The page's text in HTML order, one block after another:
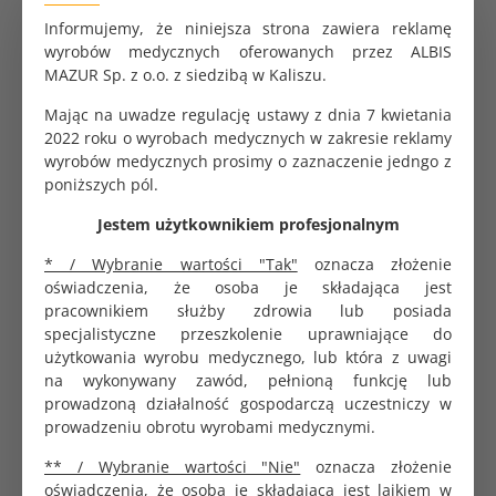
Informujemy, że niniejsza strona zawiera reklamę
wyrobów medycznych oferowanych przez ALBIS
MAZUR Sp. z o.o. z siedzibą w Kaliszu.
Mając na uwadze regulację ustawy z dnia 7 kwietania
2022 roku o wyrobach medycznych w zakresie reklamy
wyrobów medycznych prosimy o zaznaczenie jedngo z
poniższych pól.
Jestem użytkownikiem profesjonalnym
* / Wybranie wartości "Tak" oznacza złożenie
oświadczenia, że osoba je składająca jest
pracownikiem służby zdrowia lub posiada
specjalistyczne przeszkolenie uprawniające do
użytkowania wyrobu medycznego, lub która z uwagi
na wykonywany zawód, pełnioną funkcję lub
prowadzoną działalność gospodarczą uczestniczy w
prowadzeniu obrotu wyrobami medycznymi.
** / Wybranie wartości "Nie" oznacza złożenie
oświadczenia, że osoba je składająca jest laikiem w
podpierający?
Nietrzymanie moczu:
nowoczesne metody leczenia
Dowiedz się więcej
Cewnik Foley - zastosowanie i
zakładanie
Ciąża biochemiczna - czym
jest i jak rozpoznać?
Opatrunek ze srebrem -
wskazania kliniczne
Spirala antykoncepcyjna -
zakładanie, działanie, opinie